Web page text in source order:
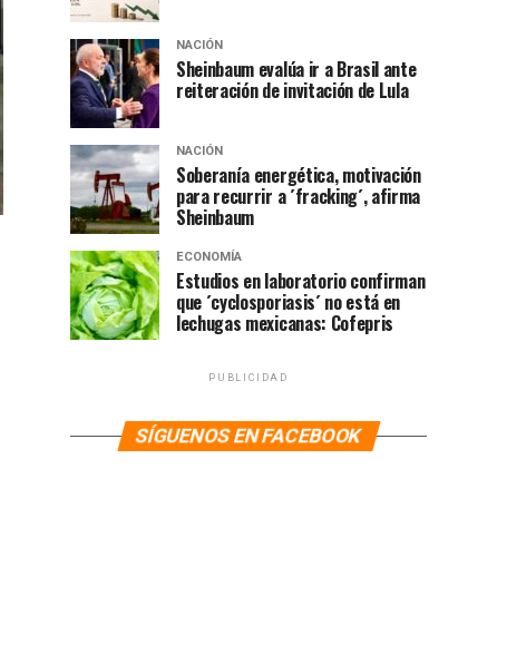
NACIÓN
Sheinbaum evalúa ir a Brasil ante
reiteración de invitación de Lula
NACIÓN
Soberanía energética, motivación
para recurrir a ´fracking´, afirma
Sheinbaum
ECONOMÍA
Estudios en laboratorio confirman
que ´cyclosporiasis´ no está en
lechugas mexicanas: Cofepris
PUBLICIDAD
SÍGUENOS EN FACEBOOK